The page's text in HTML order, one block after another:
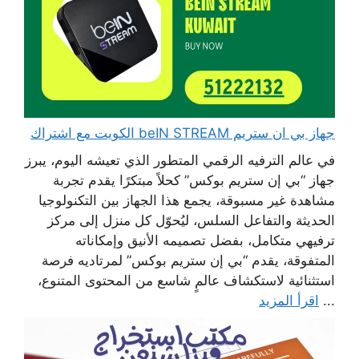
جهاز بي ان ستريم beIN STREAM الكويت مع اشتراك
في عالم الترفيه الرقمي المتطور الذي تعيشه اليوم، يبرز
جهاز “بي إن ستريم بوكس” كحلاً مبتكرًا يقدم تجربة
مشاهدة غير مسبوقة، يجمع هذا الجهاز بين التكنولوجيا
الحديثة والتفاعل السلس، ليُحوّل كل منزل إلى مركز
ترفيهي متكامل، بفضل تصميمه الأنيق وإمكاناته
المتفوقة، يقدم “بي إن ستريم بوكس” لمرتاديه فرصة
استثنائية لاستكشاف عالمٍ شاسع من المحتوى المتنوع،
... اقرأ المزيد